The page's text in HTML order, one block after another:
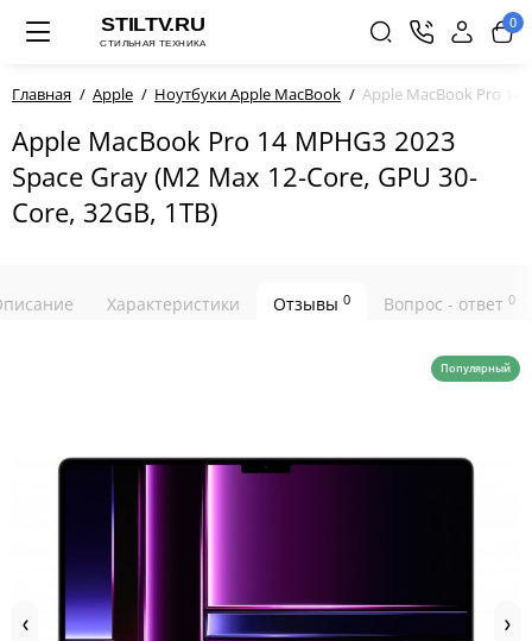
0
Главная Apple Ноутбуки Apple MacBook Apple MacBook Pro 14
Apple MacBook Pro 14 MPHG3 2023
Space Gray (M2 Max 12-Core, GPU 30-
Core, 32GB, 1TB)
Характеристики Отзывы 0 Вопрос - ответ 0
Популярный